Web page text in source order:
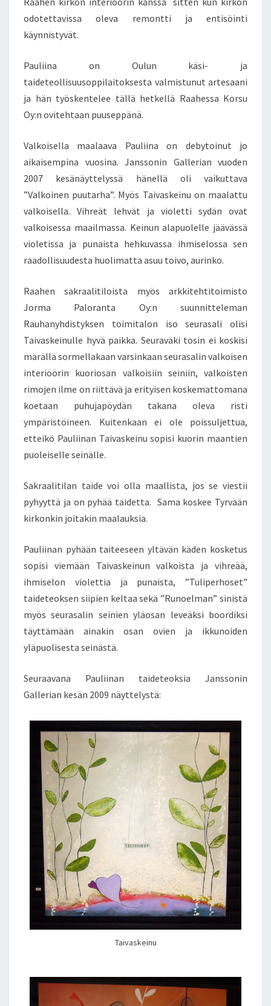
odotettavissa oleva remontti ja entisöinti
käynnistyvät.
Pauliina on Oulun käsi- ja
taideteollisuusoppilaitoksesta valmistunut artesaani
ja hän työskentelee tällä hetkellä Raahessa Korsu
Oy:n ovitehtaan puuseppänä.
Valkoisella maalaava Pauliina on debytoinut jo
aikaisempina vuosina. Janssonin Gallerian vuoden
2007 kesänäyttelyssä hänellä oli vaikuttava
”Valkoinen puutarha”. Myös Taivaskeinu on maalattu
valkoisella. Vihreät lehvät ja violetti sydän ovat
valkoisessa maailmassa. Keinun alapuolelle jäävässä
violetissa ja punaista hehkuvassa ihmiselossa sen
raadollisuudesta huolimatta asuu toivo, aurinko.
Raahen sakraalitiloista myös arkkitehtitoimisto
Jorma Paloranta Oy:n suunnitteleman
Rauhanyhdistyksen toimitalon iso seurasali olisi
Taivaskeinulle hyvä paikka. Seuraväki tosin ei koskisi
märällä sormellakaan varsinkaan seurasalin valkoisen
interiöörin kuoriosan valkoisiin seiniin, valkoisten
rimojen ilme on riittävä ja erityisen koskemattomana
koetaan puhujapöydän takana oleva risti
ympäristöineen. Kuitenkaan ei ole poissuljettua,
etteikö Pauliinan Taivaskeinu sopisi kuorin maantien
puoleiselle seinälle.
Sakraalitilan taide voi olla maallista, jos se viestii
pyhyyttä ja on pyhää taidetta. Sama koskee Tyrvään
kirkonkin joitakin maalauksia.
Pauliinan pyhään taiteeseen yltävän käden kosketus
sopisi viemään Taivaskeinun valkoista ja vihreää,
ihmiselon violettia ja punaista, ”Tuliperhoset”
taideteoksen siipien keltaa sekä ”Runoelman” sinistä
myös seurasalin seinien yläosan leveäksi boordiksi
täyttämään ainakin osan ovien ja ikkunoiden
yläpuolisesta seinästä.
Seuraavana Pauliinan taideteoksia Janssonin
Gallerian kesän 2009 näyttelystä:
Taivaskeinu